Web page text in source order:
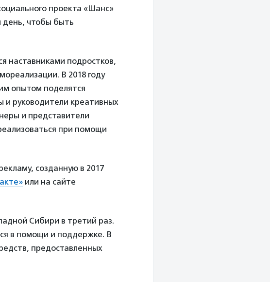
проекта «Шанс»
день, чтобы быть
наставниками подростков,
В 2018 году
опытом поделятся
руководители креативных
и представители
при помощи
созданную в 2017
или на сайте
Сибири в третий раз.
в помощи и поддержке. В
предоставленных